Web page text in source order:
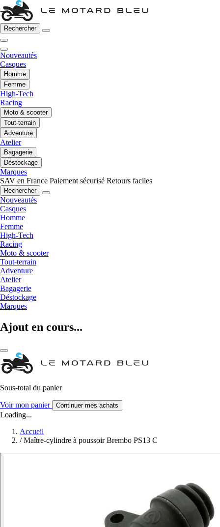
Rechercher
Nouveautés
Casques
Homme
Femme
High-Tech
Racing
Moto & scooter
Tout-terrain
Adventure
Atelier
Bagagerie
Déstockage
Marques
SAV en France Paiement sécurisé Retours faciles
Rechercher
Nouveautés
Casques
Homme
Femme
High-Tech
Racing
Moto & scooter
Tout-terrain
Adventure
Atelier
Bagagerie
Déstockage
Marques
Ajout en cours...
Sous-total du panier
Voir mon panier Continuer mes achats
Loading...
Accueil
/ Maître-cylindre à poussoir Brembo PS13 C